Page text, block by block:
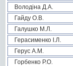
Володіна Д.А.
Гайду О.В.
Галушко М.Л.
Герасименко І.Л.
Герус А.М.
Горбенко Р.О.